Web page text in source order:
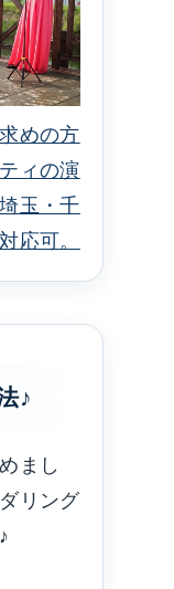
めの方
ィの演
玉・千
応可。
♪
まし
リング